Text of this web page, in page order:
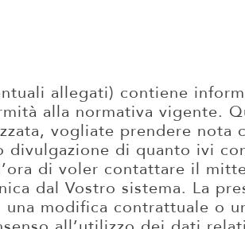
allegati) contiene
alla normativa vigente.
vogliate prendere nota
di quanto ivi
di voler contattare il
dal Vostro sistema. La
modifica contrattuale o